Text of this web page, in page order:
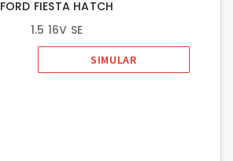
FORD FIESTA HATCH
1.5 16V SE
SIMULAR